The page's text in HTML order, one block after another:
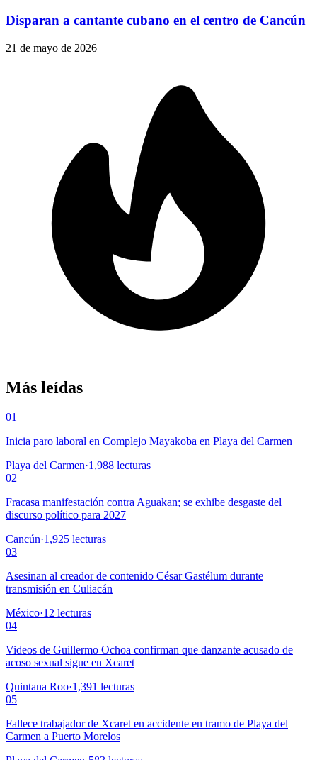
Disparan a cantante cubano en el centro de Cancún
21 de mayo de 2026
Más leídas
01
Inicia paro laboral en Complejo Mayakoba en Playa del Carmen
Playa del Carmen·1,988 lecturas
02
Fracasa manifestación contra Aguakan; se exhibe desgaste del
discurso político para 2027
Cancún·1,925 lecturas
03
Asesinan al creador de contenido César Gastélum durante
transmisión en Culiacán
México·12 lecturas
04
Videos de Guillermo Ochoa confirman que danzante acusado de
acoso sexual sigue en Xcaret
Quintana Roo·1,391 lecturas
05
Fallece trabajador de Xcaret en accidente en tramo de Playa del
Carmen a Puerto Morelos